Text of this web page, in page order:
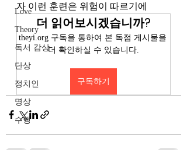
Love
Theory
독서 감상
단상
정치인
명상
수행
자 이런 훈련은 위험이 따르기에
더 읽어보시겠습니까?
theyi.org 구독을 통하여 본 독점 게시물을
더 확인하실 수 있습니다.
구독하기